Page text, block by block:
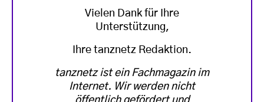
Vielen Dank für Ihre
Unterstützung,
Ihre tanznetz Redaktion.
tanznetz ist ein Fachmagazin im
Internet. Wir werden nicht